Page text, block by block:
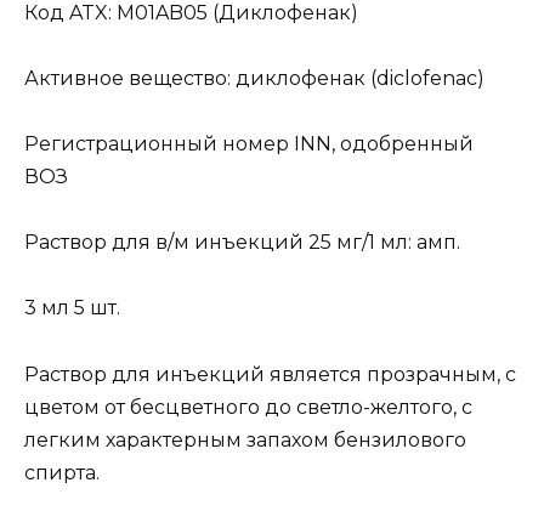
Код ATX: M01AB05 (Диклофенак)
Активное вещество: диклофенак (diclofenac)
Регистрационный номер INN, одобренный
ВОЗ
Раствор для в/м инъекций 25 мг/1 мл: амп.
3 мл 5 шт.
Раствор для инъекций является прозрачным, с
цветом от бесцветного до светло-желтого, с
легким характерным запахом бензилового
спирта.